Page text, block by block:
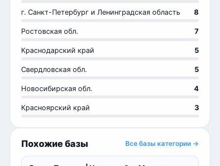
г. Санкт-Петербург и Ленинградская область 8
Ростовская обл. 7
Краснодарский край 5
Свердловская обл. 5
Новосибирская обл. 4
Красноярский край 3
Похожие базы Все базы категории →